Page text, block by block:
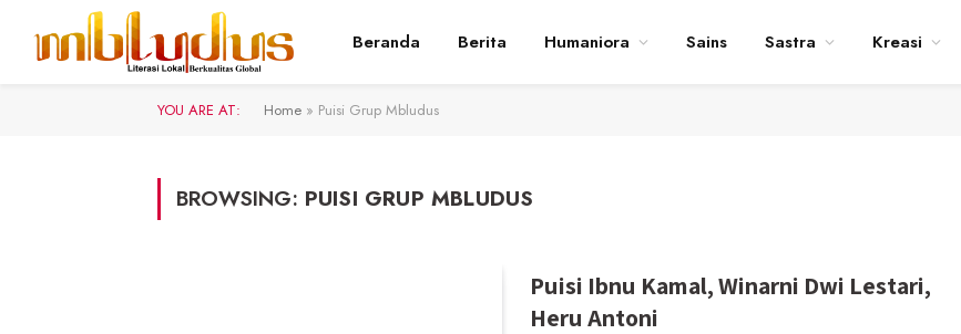
Beranda Berita Humaniora Sains Sastra Kreasi
YOU ARE AT: Home » Puisi Grup Mbludus
BROWSING: PUISI GRUP MBLUDUS
Puisi Ibnu Kamal, Winarni Dwi Lestari,
Heru Antoni